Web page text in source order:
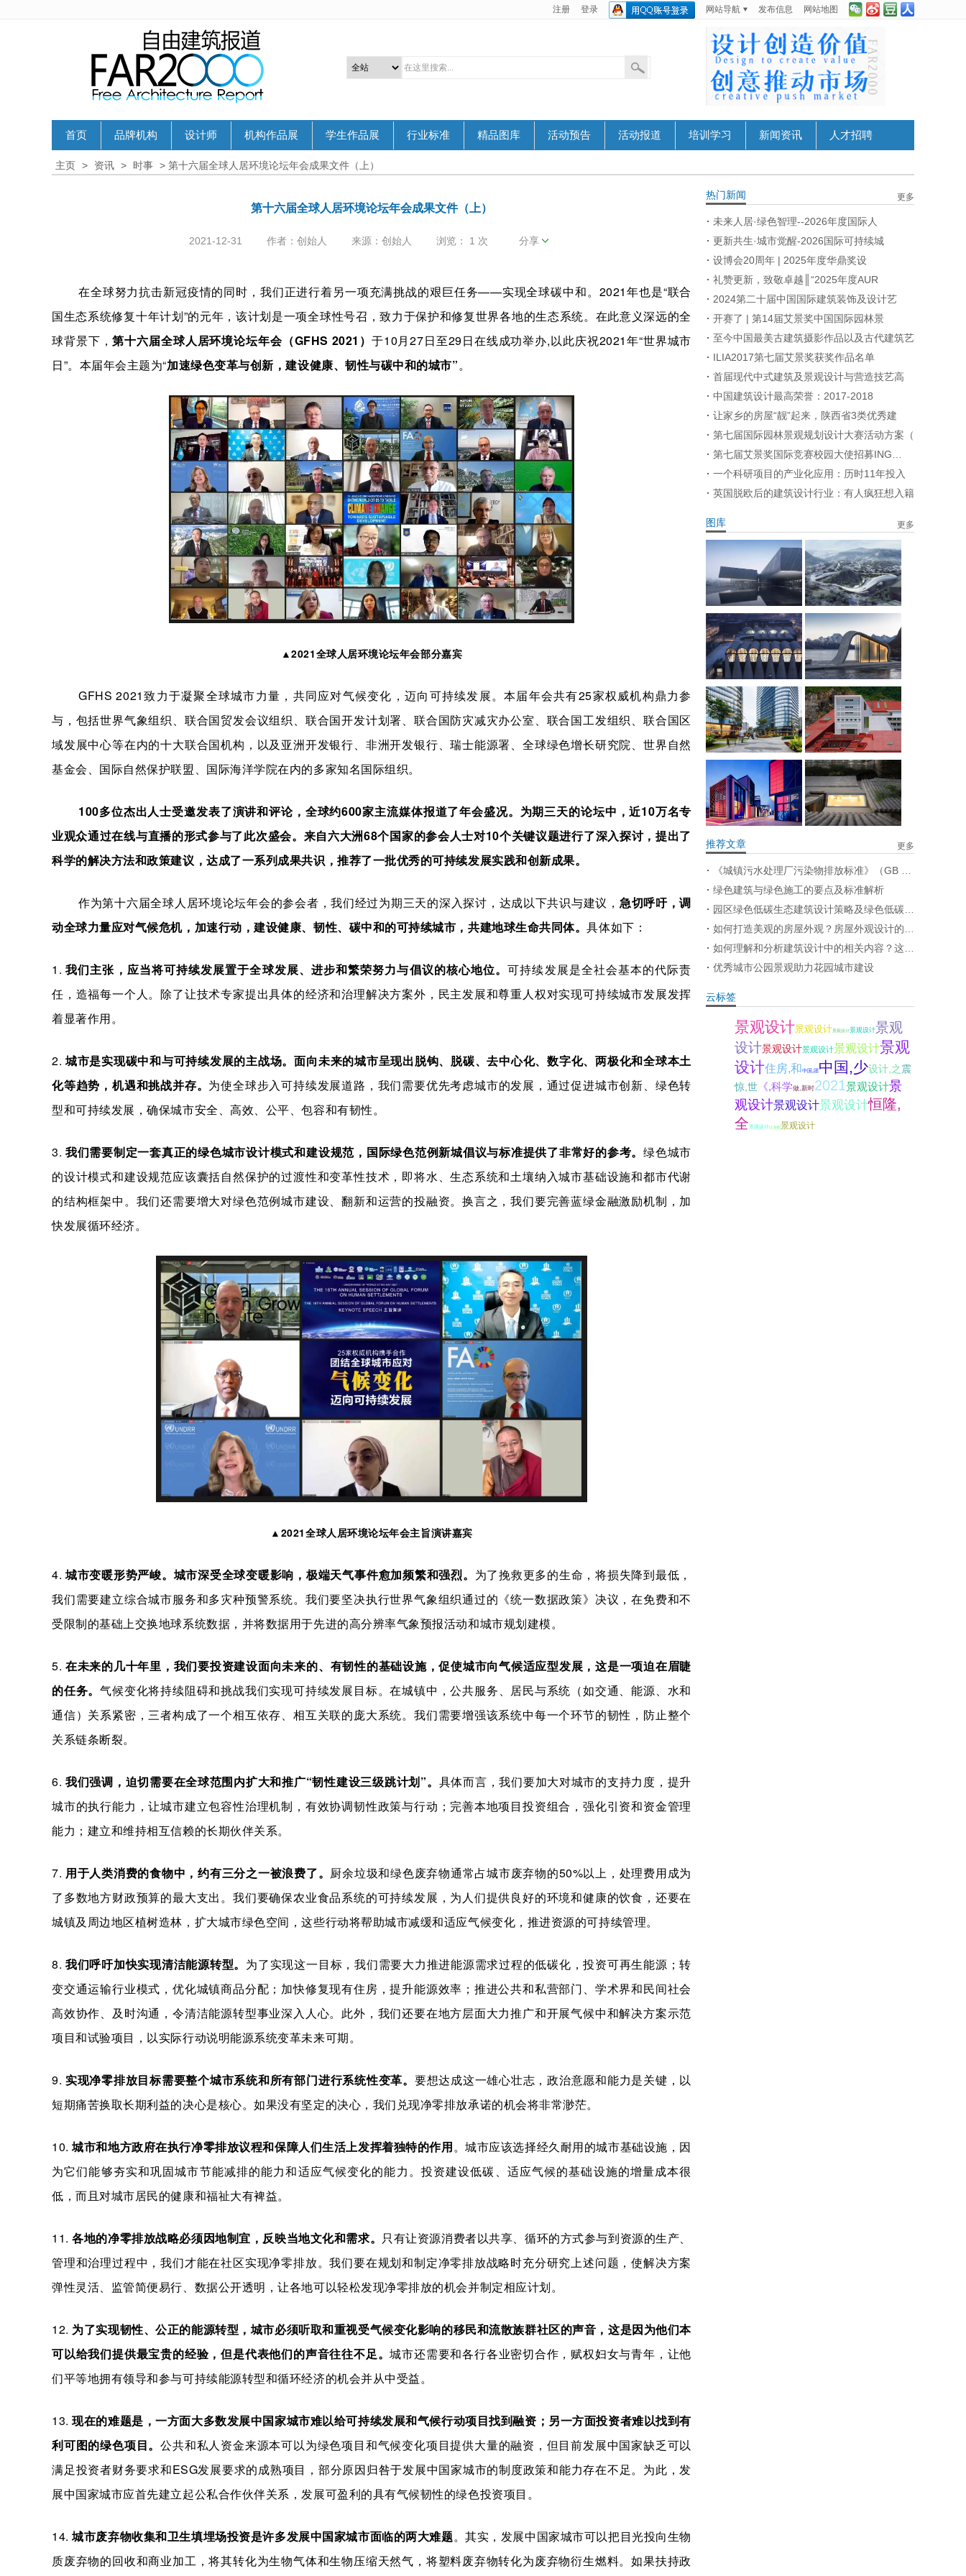
网站地图
发布信息
网站导航
登录
注册
首页 品牌机构 设计师 机构作品展 学生作品展 行业标准 精品图库 活动预告 活动报道 培训学习 新闻资讯 人才招聘
主页 > 资讯 > 时事 > 第十六届全球人居环境论坛年会成果文件（上）
第十六届全球人居环境论坛年会成果文件（上）
2021-12-31 作者：创始人 来源：创始人 浏览： 1 次 分享
在全球努力抗击新冠疫情的同时，我们正进行着另一项充满挑战的艰巨任务——实现全球碳中和。2021年也是“联合
国生态系统修复十年计划”的元年，该计划是一项全球性号召，致力于保护和修复世界各地的生态系统。在此意义深远的全
球背景下，第十六届全球人居环境论坛年会（GFHS 2021）于10月27日至29日在线成功举办,以此庆祝2021年“世界城市
日”。本届年会主题为“加速绿色变革与创新，建设健康、韧性与碳中和的城市”。
▲2021全球人居环境论坛年会部分嘉宾
GFHS 2021致力于凝聚全球城市力量，共同应对气候变化，迈向可持续发展。本届年会共有25家权威机构鼎力参
与，包括世界气象组织、联合国贸发会议组织、联合国开发计划署、联合国防灾减灾办公室、联合国工发组织、联合国区
域发展中心等在内的十大联合国机构，以及亚洲开发银行、非洲开发银行、瑞士能源署、全球绿色增长研究院、世界自然
基金会、国际自然保护联盟、国际海洋学院在内的多家知名国际组织。
100多位杰出人士受邀发表了演讲和评论，全球约600家主流媒体报道了年会盛况。为期三天的论坛中，近10万名专
业观众通过在线与直播的形式参与了此次盛会。来自六大洲68个国家的参会人士对10个关键议题进行了深入探讨，提出了
科学的解决方法和政策建议，达成了一系列成果共识，推荐了一批优秀的可持续发展实践和创新成果。
作为第十六届全球人居环境论坛年会的参会者，我们经过为期三天的深入探讨，达成以下共识与建议， 急切呼吁，调
动全球力量应对气候危机，加速行动，建设健康、韧性、碳中和的可持续城市，共建地球生命共同体。具体如下：
1.我们主张，应当将可持续发展置于全球发展、进步和繁荣努力与倡议的核心地位。可持续发展是全社会基本的代际责
任，造福每一个人。除了让技术专家提出具体的经济和治理解决方案外，民主发展和尊重人权对实现可持续城市发展发挥
着显著作用。
2. 城市是实现碳中和与可持续发展的主战场。面向未来的城市呈现出脱钩、脱碳、去中心化、数字化、两极化和全球本土
化等趋势，机遇和挑战并存。 为使全球步入可持续发展道路，我们需要优先考虑城市的发展，通过促进城市创新、绿色转
型和可持续发展，确保城市安全、高效、公平、包容和有韧性。
3. 我们需要制定一套真正的绿色城市设计模式和建设规范，国际绿色范例新城倡议与标准提供了非常好的参考。绿色城市
的设计模式和建设规范应该囊括自然保护的过渡性和变革性技术，即将水、生态系统和土壤纳入城市基础设施和都市代谢
的结构框架中。我们还需要增大对绿色范例城市建设、翻新和运营的投融资。换言之，我们要完善蓝绿金融激励机制，加
快发展循环经济。
▲2021全球人居环境论坛年会主旨演讲嘉宾
4. 城市变暖形势严峻。城市深受全球变暖影响，极端天气事件愈加频繁和强烈。 为了挽救更多的生命，将损失降到最低，
我们需要建立综合城市服务和多灾种预警系统。我们要坚决执行世界气象组织通过的《统一数据政策》决议，在免费和不
受限制的基础上交换地球系统数据，并将数据用于先进的高分辨率气象预报活动和城市规划建模。
5. 在未来的几十年里，我们要投资建设面向未来的、有韧性的基础设施，促使城市向气候适应型发展，这是一项迫在眉睫
的任务。气候变化将持续阻碍和挑战我们实现可持续发展目标。在城镇中，公共服务、居民与系统（如交通、能源、水和
通信）关系紧密，三者构成了一个相互依存、相互关联的庞大系统。我们需要增强该系统中每一个环节的韧性，防止整个
关系链条断裂。
6. 我们强调，迫切需要在全球范围内扩大和推广“韧性建设三级跳计划”。 具体而言，我们要加大对城市的支持力度，提升
城市的执行能力，让城市建立包容性治理机制，有效协调韧性政策与行动；完善本地项目投资组合，强化引资和资金管理
能力；建立和维持相互信赖的长期伙伴关系。
7. 用于人类消费的食物中，约有三分之一被浪费了。 厨余垃圾和绿色废弃物通常占城市废弃物的50%以上，处理费用成为
了多数地方财政预算的最大支出。我们要确保农业食品系统的可持续发展，为人们提供良好的环境和健康的饮食，还要在
城镇及周边地区植树造林，扩大城市绿色空间，这些行动将帮助城市减缓和适应气候变化，推进资源的可持续管理。
8. 我们呼吁加快实现清洁能源转型。 为了实现这一目标，我们需要大力推进能源需求过程的低碳化，投资可再生能源；转
变交通运输行业模式，优化城镇商品分配；加快修复现有住房，提升能源效率；推进公共和私营部门、学术界和民间社会
高效协作、及时沟通，令清洁能源转型事业深入人心。此外，我们还要在地方层面大力推广和开展气候中和解决方案示范
项目和试验项目，以实际行动说明能源系统变革未来可期。
9. 实现净零排放目标需要整个城市系统和所有部门进行系统性变革。 要想达成这一雄心壮志，政治意愿和能力是关键，以
短期痛苦换取长期利益的决心是核心。如果没有坚定的决心，我们兑现净零排放承诺的机会将非常渺茫。
10. 城市和地方政府在执行净零排放议程和保障人们生活上发挥着独特的作用。城市应该选择经久耐用的城市基础设施，因
为它们能够夯实和巩固城市节能减排的能力和适应气候变化的能力。投资建设低碳、适应气候的基础设施的增量成本很
低，而且对城市居民的健康和福祉大有裨益。
11.各地的净零排放战略必须因地制宜，反映当地文化和需求。 只有让资源消费者以共享、循环的方式参与到资源的生产、
管理和治理过程中，我们才能在社区实现净零排放。我们要在规划和制定净零排放战略时充分研究上述问题，使解决方案
弹性灵活、监管简便易行、数据公开透明，让各地可以轻松发现净零排放的机会并制定相应计划。
12. 为了实现韧性、公正的能源转型，城市必须听取和重视受气候变化影响的移民和流散族群社区的声音，这是因为他们本
可以给我们提供最宝贵的经验，但是代表他们的声音往往不足。城市还需要和各行各业密切合作，赋权妇女与青年，让他
们平等地拥有领导和参与可持续能源转型和循环经济的机会并从中受益。
13.现在的难题是，一方面大多数发展中国家城市难以给可持续发展和气候行动项目找到融资；另一方面投资者难以找到有
利可图的绿色项目。公共和私人资金来源本可以为绿色项目和气候变化项目提供大量的融资，但目前发展中国家缺乏可以
满足投资者财务要求和ESG发展要求的成熟项目，部分原因归咎于发展中国家城市的制度政策和能力存在不足。为此，发
展中国家城市应首先建立起公私合作伙伴关系，发展可盈利的具有气候韧性的绿色投资项目。
14.城市废弃物收集和卫生填埋场投资是许多发展中国家城市面临的两大难题。其实，发展中国家城市可以把目光投向生物
质废弃物的回收和商业加工，将其转化为生物气体和生物压缩天然气，将塑料废弃物转化为废弃物衍生燃料。如果扶持政
热门新闻 更多
未来人居·绿色智理--2026年度国际人
更新共生·城市觉醒-2026国际可持续城
设博会20周年 | 2025年度华鼎奖设
礼赞更新，致敬卓越║“2025年度AUR
2024第二十届中国国际建筑装饰及设计艺
开赛了 | 第14届艾景奖中国国际园林景
至今中国最美古建筑摄影作品以及古代建筑艺
ILIA2017第七届艾景奖获奖作品名单
首届现代中式建筑及景观设计与营造技艺高
中国建筑设计最高荣誉：2017-2018
让家乡的房屋“靓”起来，陕西省3类优秀建
第七届国际园林景观规划设计大赛活动方案（
第七届艾景奖国际竞赛校园大使招募ING…
一个科研项目的产业化应用：历时11年投入
英国脱欧后的建筑设计行业：有人疯狂想入籍
图库 更多
推荐文章 更多
绿色建筑与绿色施工的要点及标准解析
优秀城市公园景观助力花园城市建设
云标签
景观设计景观设计景观设计景观设计景观
设计景观设计景观设计景观设计景观
设计住房,和中国,团 中国,少设计,之震
惊,世 《,科学做,新时2021景观设计景
观设计景观设计景观设计恒隆,
全景观设计以,装配景观设计